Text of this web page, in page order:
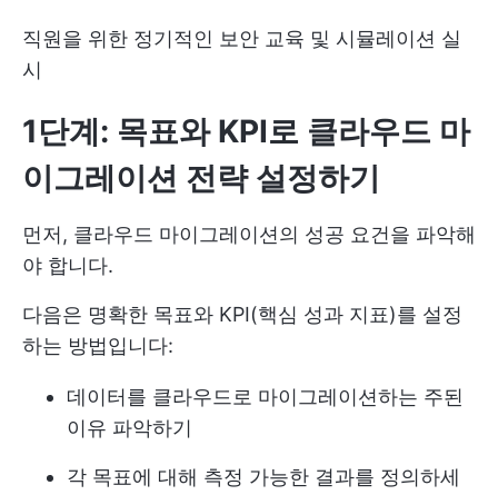
직원을 위한 정기적인 보안 교육 및 시뮬레이션 실
시
1단계: 목표와 KPI로 클라우드 마
이그레이션 전략 설정하기
먼저, 클라우드 마이그레이션의 성공 요건을 파악해
야 합니다.
다음은 명확한 목표와 KPI(핵심 성과 지표)를 설정
하는 방법입니다:
데이터를 클라우드로 마이그레이션하는 주된
이유 파악하기
각 목표에 대해 측정 가능한 결과를 정의하세